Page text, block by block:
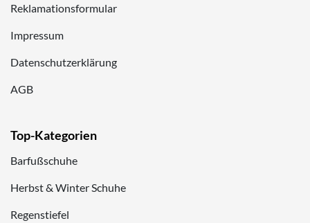
Reklamationsformular
Impressum
Datenschutzerklärung
AGB
Top-Kategorien
Barfußschuhe
Herbst & Winter Schuhe
Regenstiefel